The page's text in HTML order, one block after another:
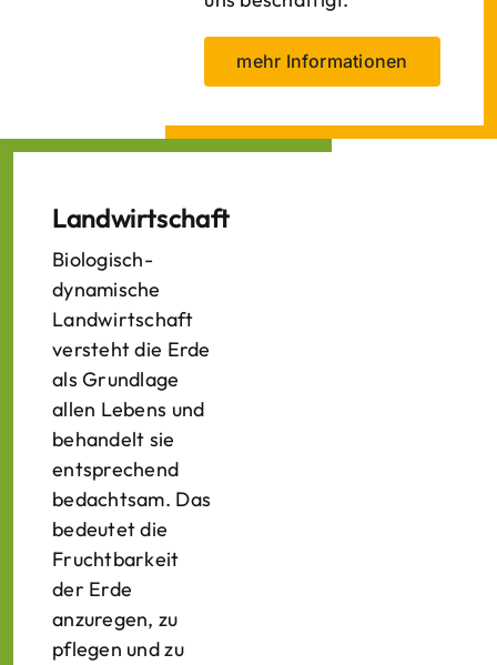
mehr Informationen
Landwirtschaft
Biologisch-
dynamische
Landwirtschaft
versteht die Erde
als Grundlage
allen Lebens und
behandelt sie
entsprechend
bedachtsam. Das
bedeutet die
Fruchtbarkeit
der Erde
anzuregen, zu
pflegen und zu